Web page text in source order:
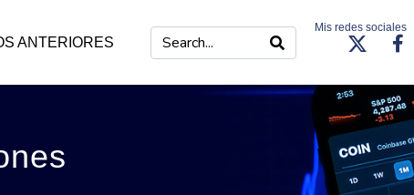
ANTERIORES
Mis redes sociales